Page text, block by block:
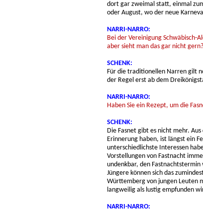
dort gar zweimal statt, einmal
oder August, wo der neue
NARRI-NARRO:
Bei der Vereinigung Schwäbisch-
aber sieht man das gar nicht gern?
SCHENK:
Für die traditionellen Narren gilt
der Regel erst ab dem
NARRI-NARRO:
Haben Sie ein Rezept, um die
SCHENK:
Die Fasnet gibt es nicht mehr.
Erinnerung haben, ist längst ein
unterschiedlichste Interessen
Vorstellungen von Fastnacht
undenkbar, den
Jüngere können sich das
Württemberg von jungen Leuten
langweilig als lustig empfunden
NARRI-NARRO: